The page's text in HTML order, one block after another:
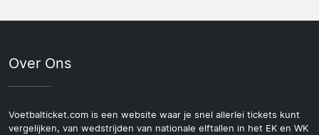
Over Ons
Voetbalticket.com is een website waar je snel allerlei tickets kunt
vergelijken, van wedstrijden van nationale elftallen in het EK en WK